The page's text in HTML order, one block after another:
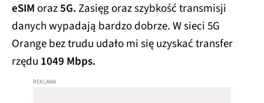
tu MagSafe. Nie znajdziemy tu także żadnego
odpowiednika Dynamic Island.Jest za to obsługa
sztucznej inteligencji Apple Intelligence… a
raczej byłaby, gdyby ta funkcja była normalnie
dostępna w Polsce.